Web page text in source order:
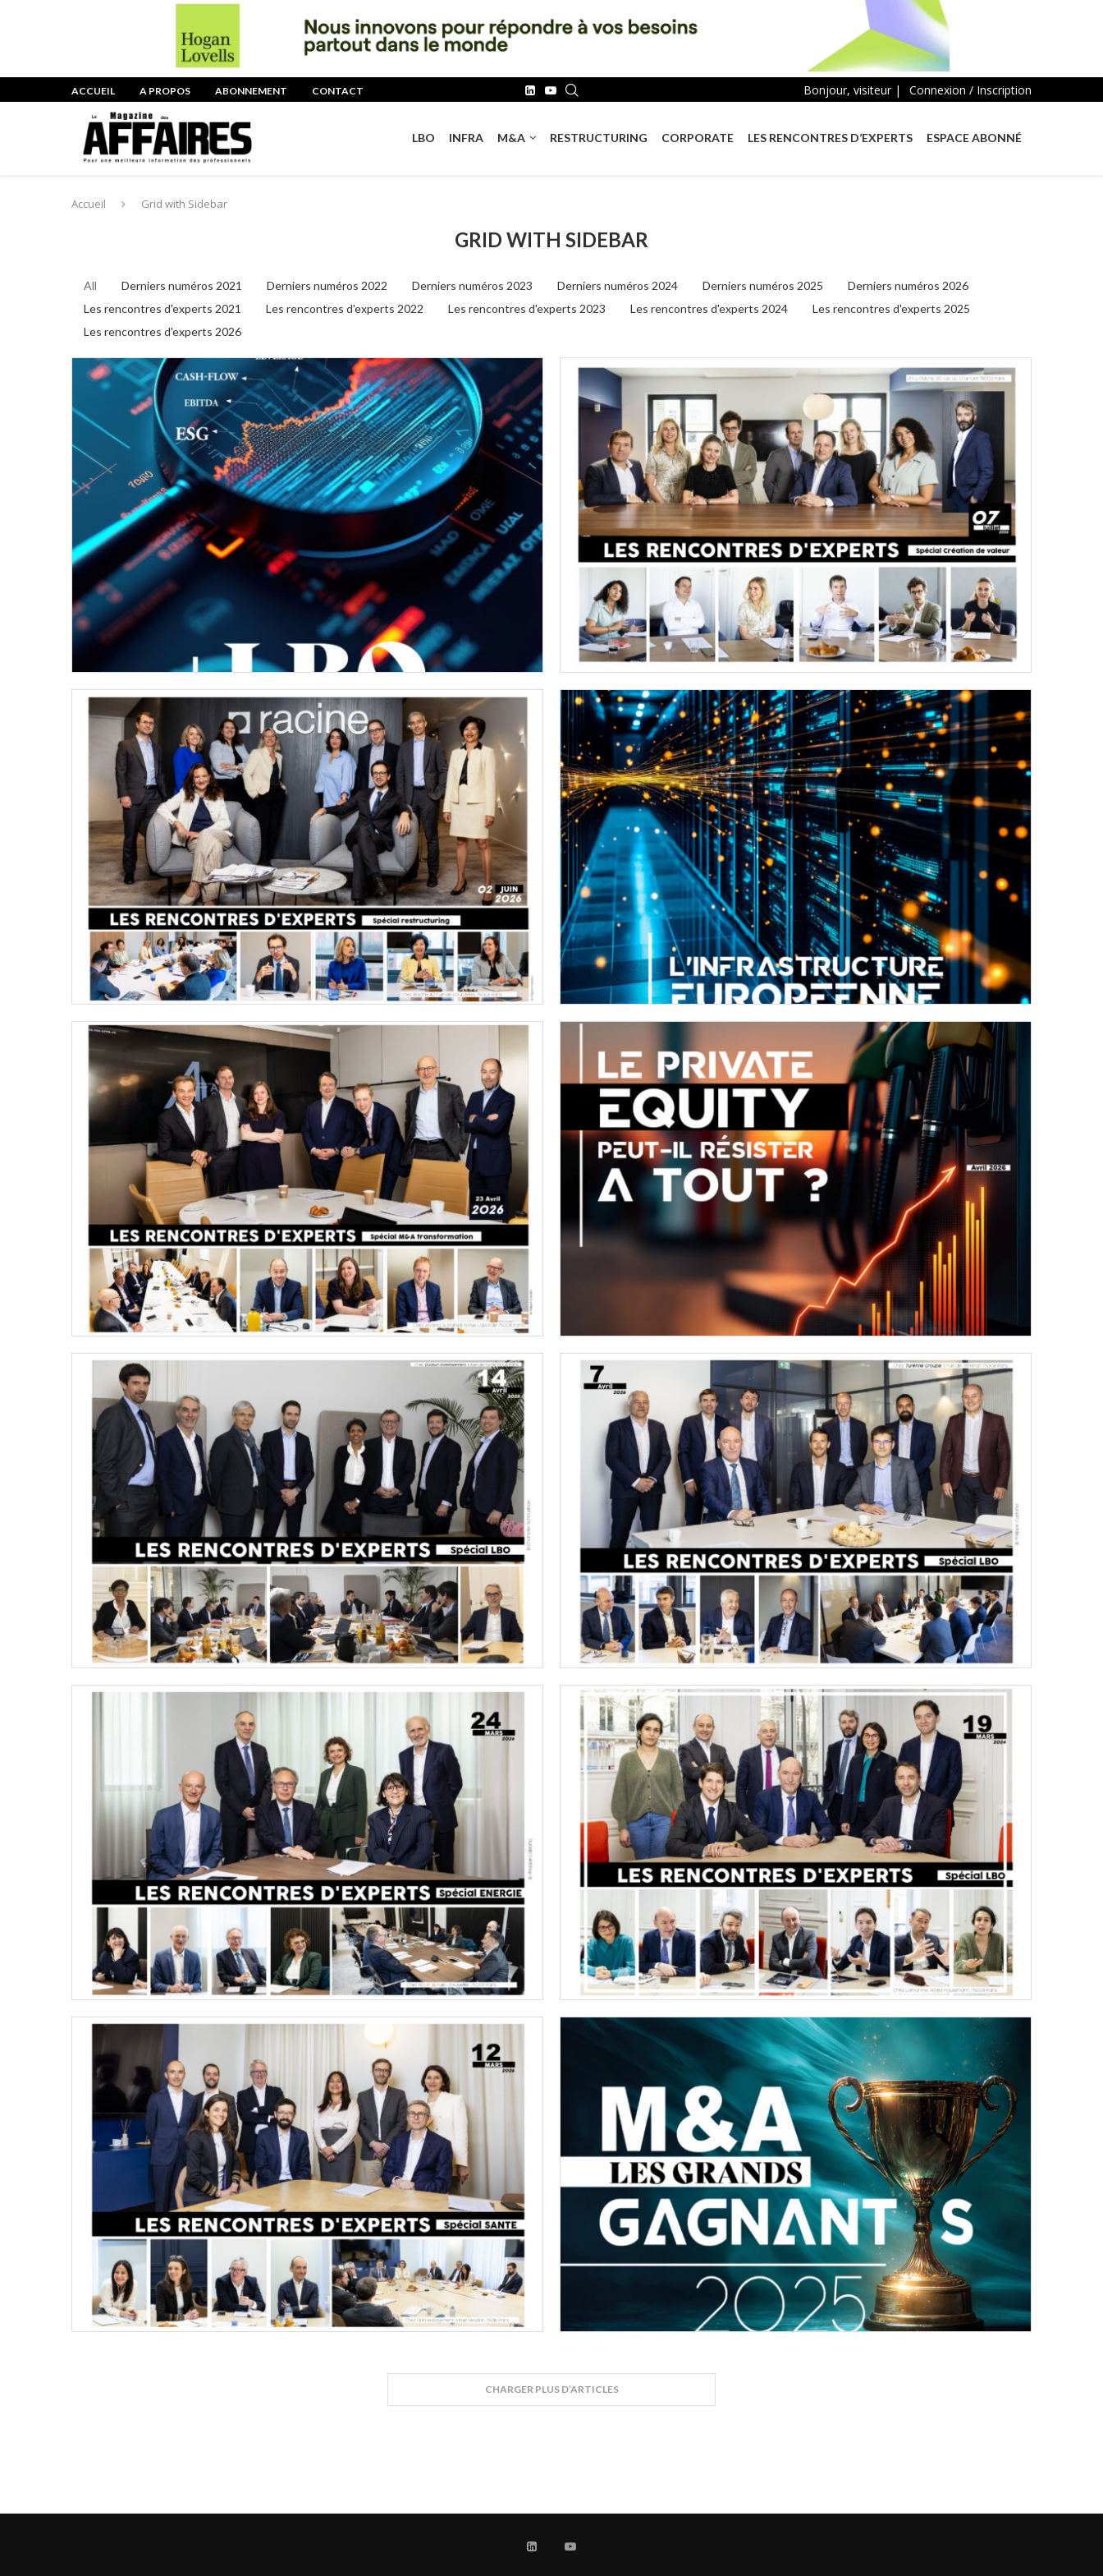
ACCUEIL A PROPOS ABONNEMENT CONTACT Bonjour, visiteur | Connexion / Inscription
LBO INFRA M&A RESTRUCTURING CORPORATE LES RENCONTRES D’EXPERTS ESPACE ABONNÉ
Accueil Grid with Sidebar
GRID WITH SIDEBAR
All Derniers numéros 2021 Derniers numéros 2022 Derniers numéros 2023 Derniers numéros 2024 Derniers numéros 2025
Derniers numéros 2026
Les rencontres d'experts 2021
Les rencontres d'experts 2022 Les rencontres d'experts 2023 Les rencontres d'experts 2024
Les rencontres d'experts 2025
Les rencontres d'experts 2026
CHARGER PLUS D’ARTICLES